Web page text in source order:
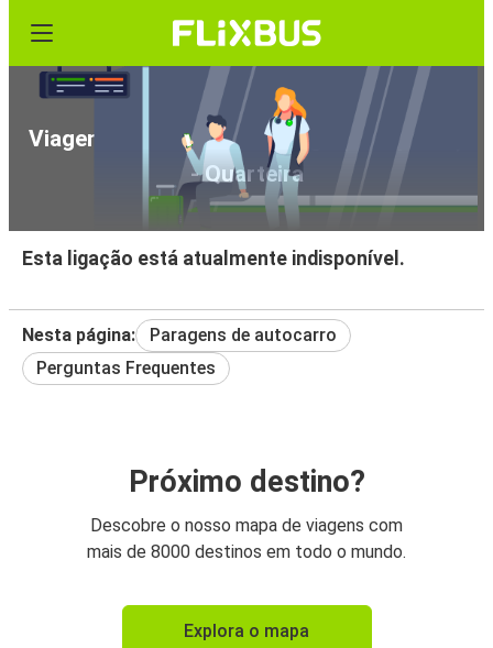
Viagens de Autocarro Málaga (Aeroporto)
- Quarteira
Esta ligação está atualmente indisponível.
Nesta página:
Paragens de autocarro
Perguntas Frequentes
Próximo destino?
Descobre o nosso mapa de viagens com
mais de 8000 destinos em todo o mundo.
Explora o mapa